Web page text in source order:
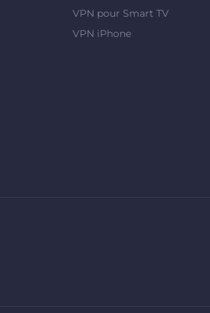
VPN pour Smart TV
VPN iPhone